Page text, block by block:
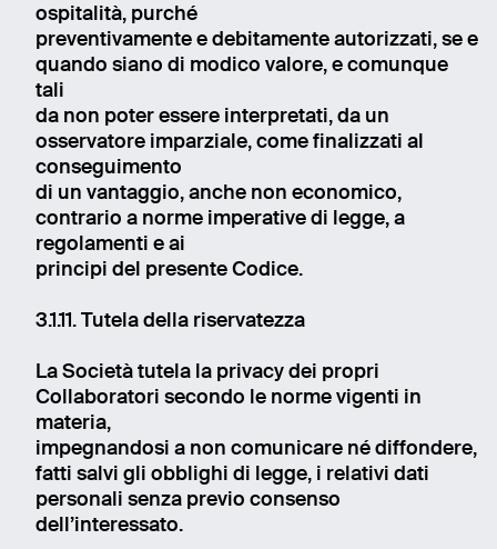
ospitalità, purché
preventivamente e debitamente autorizzati, se e
quando siano di modico valore, e comunque
tali
da non poter essere interpretati, da un
osservatore imparziale, come finalizzati al
conseguimento
di un vantaggio, anche non economico,
contrario a norme imperative di legge, a
regolamenti e ai
principi del presente Codice.
3.1.11. Tutela della riservatezza
La Società tutela la privacy dei propri
Collaboratori secondo le norme vigenti in
materia,
impegnandosi a non comunicare né diffondere,
fatti salvi gli obblighi di legge, i relativi dati
personali senza previo consenso
dell’interessato.